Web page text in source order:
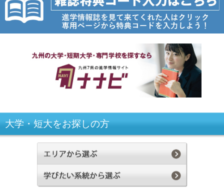
大学・短大をお探しの方